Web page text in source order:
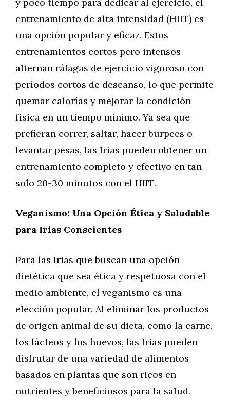
entrenamiento de alta intensidad (HIIT) es
una opción popular y eficaz. Estos
entrenamientos cortos pero intensos
alternan ráfagas de ejercicio vigoroso con
períodos cortos de descanso, lo que permite
quemar calorías y mejorar la condición
física en un tiempo mínimo. Ya sea que
prefieran correr, saltar, hacer burpees o
levantar pesas, las Irias pueden obtener un
entrenamiento completo y efectivo en tan
solo 20-30 minutos con el HIIT.
Veganismo: Una Opción Ética y Saludable
para Irias Conscientes
Para las Irias que buscan una opción
dietética que sea ética y respetuosa con el
medio ambiente, el veganismo es una
elección popular. Al eliminar los productos
de origen animal de su dieta, como la carne,
los lácteos y los huevos, las Irias pueden
disfrutar de una variedad de alimentos
basados en plantas que son ricos en
nutrientes y beneficiosos para la salud.